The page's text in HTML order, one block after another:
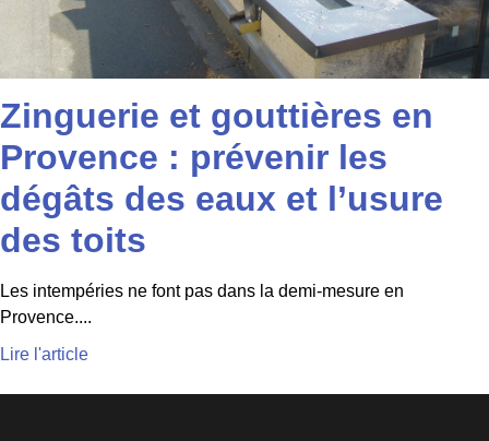
Zinguerie et gouttières en
Provence : prévenir les
dégâts des eaux et l’usure
des toits
Les intempéries ne font pas dans la demi-mesure en
Provence....
Lire l'article